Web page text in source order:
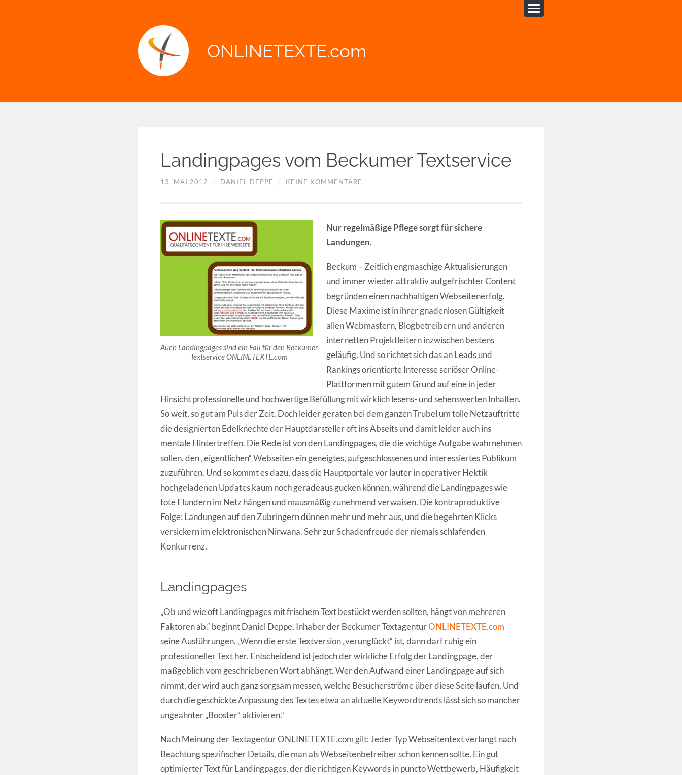
ONLINETEXTE.com
Landingpages vom Beckumer Textservice
13. MAI 2012 / DANIEL DEPPE / KEINE KOMMENTARE
Auch Landingpages sind ein Fall für den Beckumer
Textservice ONLINETEXTE.com
Nur regelmäßige Pflege sorgt für sichere
Landungen.
Beckum – Zeitlich engmaschige Aktualisierungen
und immer wieder attraktiv aufgefrischter Content
begründen einen nachhaltigen Webseitenerfolg.
Diese Maxime ist in ihrer gnadenlosen Gültigkeit
allen Webmastern, Blogbetreibern und anderen
internetten Projektleitern inzwischen bestens
geläufig. Und so richtet sich das an Leads und
Rankings orientierte Interesse seriöser Online-
Plattformen mit gutem Grund auf eine in jeder
Hinsicht professionelle und hochwertige Befüllung mit wirklich lesens- und sehenswerten Inhalten.
So weit, so gut am Puls der Zeit. Doch leider geraten bei dem ganzen Trubel um tolle Netzauftritte
die designierten Edelknechte der Hauptdarsteller oft ins Abseits und damit leider auch ins
mentale Hintertreffen. Die Rede ist von den Landingpages, die die wichtige Aufgabe wahrnehmen
sollen, den „eigentlichen“ Webseiten ein geneigtes, aufgeschlossenes und interessiertes Publikum
zuzuführen. Und so kommt es dazu, dass die Hauptportale vor lauter in operativer Hektik
hochgeladenen Updates kaum noch geradeaus gucken können, während die Landingpages wie
tote Flundern im Netz hängen und mausmäßig zunehmend verwaisen. Die kontraproduktive
Folge: Landungen auf den Zubringern dünnen mehr und mehr aus, und die begehrten Klicks
versickern im elektronischen Nirwana. Sehr zur Schadenfreude der niemals schlafenden
Konkurrenz.
Landingpages
„Ob und wie oft Landingpages mit frischem Text bestückt werden sollten, hängt von mehreren
Faktoren ab.“ beginnt Daniel Deppe, Inhaber der Beckumer TextagenturONLINETEXTE.com
seine Ausführungen. „Wenn die erste Textversion „verunglückt“ ist, dann darf ruhig ein
professioneller Text her. Entscheidend ist jedoch der wirkliche Erfolg der Landingpage, der
maßgeblich vom geschriebenen Wort abhängt. Wer den Aufwand einer Landingpage auf sich
nimmt, der wird auch ganz sorgsam messen, welche Besucherströme über diese Seite laufen. Und
durch die geschickte Anpassung des Textes etwa an aktuelle Keywordtrends lässt sich so mancher
ungeahnter „Booster“ aktivieren.“
Nach Meinung der Textagentur ONLINETEXTE.com gilt: Jeder Typ Webseitentext verlangt nach
Beachtung spezifischer Details, die man als Webseitenbetreiber schon kennen sollte. Ein gut
optimierter Text für Landingpages, der die richtigen Keywords in puncto Wettbewerb, Häufigkeit